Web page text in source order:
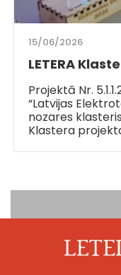
15/06/2026
LETERA
Projektā Nr.
“Latvijas
nozares
Klastera